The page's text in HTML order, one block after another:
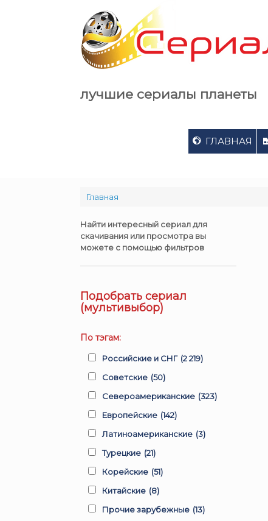
лучшие сериалы планеты
ГЛАВНАЯ
Главная
Найти интересный сериал для
скачивания или просмотра вы
можете с помощью фильтров
Подобрать сериал
(мультивыбор)
По тэгам:
Российские и СНГ (2 219)
Советские (50)
Североамериканские (323)
Европейские (142)
Латиноамериканские (3)
Турецкие (21)
Корейские (51)
Китайские (8)
Прочие зарубежные (13)